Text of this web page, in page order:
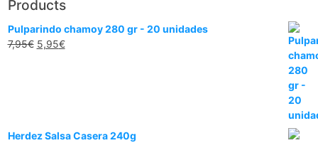
Products
Pulparindo chamoy 280 gr - 20 unidades
7,95€ 5,95€
Herdez Salsa Casera 240g